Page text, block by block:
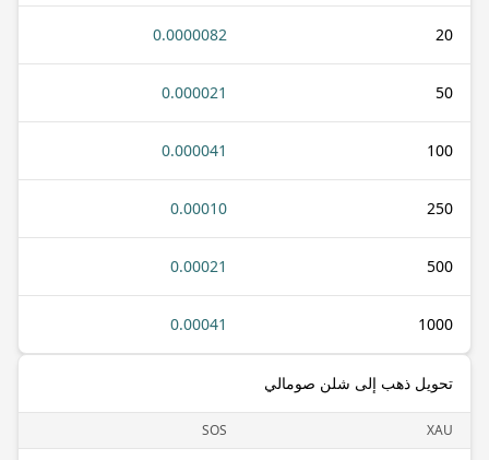
20
0.0000082
50
0.000021
100
0.000041
250
0.00010
500
0.00021
1000
0.00041
تحويل ذهب إلى شلن صومالي
XAU
SOS